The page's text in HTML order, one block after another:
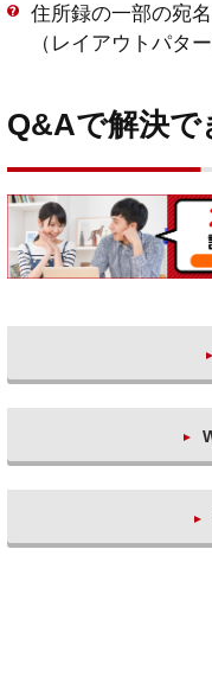
住所録の一部の宛
（レイアウトパタ
Q&Aで解決で